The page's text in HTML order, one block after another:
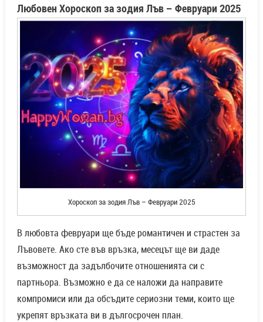
Любовен Хороскоп за зодия Лъв – Февруари 2025
Хороскоп за зодия Лъв – Февруари 2025
В любовта февруари ще бъде романтичен и страстен за
Лъвовете. Ако сте във връзка, месецът ще ви даде
възможност да задълбочите отношенията си с
партньора. Възможно е да се наложи да направите
компромиси или да обсъдите сериозни теми, които ще
укрепят връзката ви в дългосрочен план.